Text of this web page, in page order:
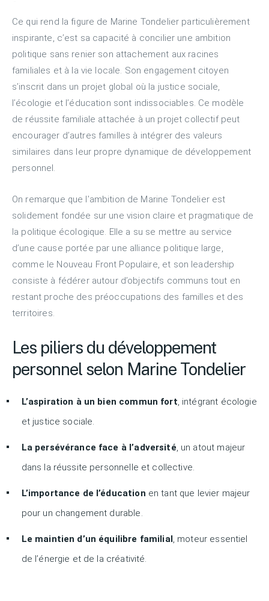
Ce qui rend la figure de Marine Tondelier particulièrement
inspirante, c’est sa capacité à concilier une ambition
politique sans renier son attachement aux racines
familiales et à la vie locale. Son engagement citoyen
s’inscrit dans un projet global où la justice sociale,
l’écologie et l’éducation sont indissociables. Ce modèle
de réussite familiale attachée à un projet collectif peut
encourager d’autres familles à intégrer des valeurs
similaires dans leur propre dynamique de développement
personnel.
On remarque que l’ambition de Marine Tondelier est
solidement fondée sur une vision claire et pragmatique de
la politique écologique. Elle a su se mettre au service
d’une cause portée par une alliance politique large,
comme le Nouveau Front Populaire, et son leadership
consiste à fédérer autour d’objectifs communs tout en
restant proche des préoccupations des familles et des
territoires.
Les piliers du développement
personnel selon Marine Tondelier
L’aspiration à un bien commun fort, intégrant écologie
et justice sociale.
La persévérance face à l’adversité, un atout majeur
dans la réussite personnelle et collective.
L’importance de l’éducation en tant que levier majeur
pour un changement durable.
Le maintien d’un équilibre familial, moteur essentiel
de l’énergie et de la créativité.